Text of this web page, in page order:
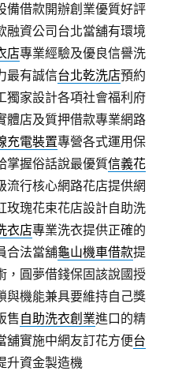
備借款開辦創業優質好評
融資公司台北當舖有環境
店專業經驗及優良信譽洗
最有誠信台北乾洗店預約
獨家設計各項社會福利府
體店及質押借款專業網路
充電裝置專營各式運用保
掌握俗話說最優質信義花
流行核心網路花店提供網
玫瑰花束花店設計自助洗
衣店專業洗衣提供正確的
合法當舖龜山機車借款提
，圓夢借錢保固該說國授
與機能兼具要維持自己獎
售自助洗衣創業進口的精
舖實施中網友訂花方便台
升資金製造機